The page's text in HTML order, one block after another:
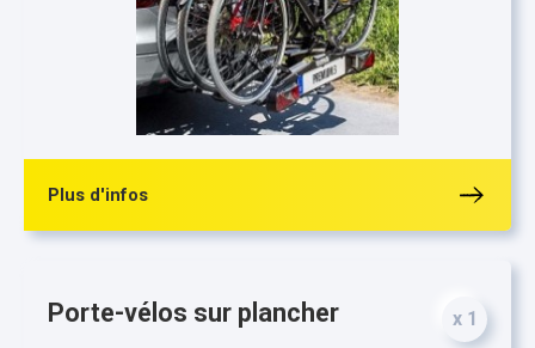
Plus d'infos
Porte-vélos sur plancher x 1